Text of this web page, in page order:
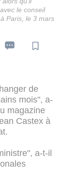
le conseil
Paris, le 3 mars
de
mois", a-
magazine
Castex à
a-t-il